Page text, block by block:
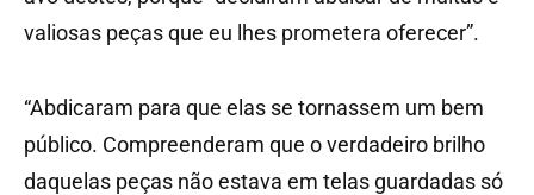
valiosas peças que eu lhes prometera oferecer”.
“Abdicaram para que elas se tornassem um bem
público. Compreenderam que o verdadeiro brilho
daquelas peças não estava em telas guardadas só